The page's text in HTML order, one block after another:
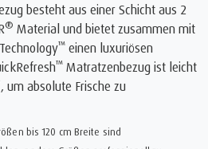
besteht aus einer Schicht aus 2
® Material und bietet zusammen mit
™ einen luxuriösen
™ Matratzenbezug ist leicht
um absolute Frische zu
bis 120 cm Breite sind